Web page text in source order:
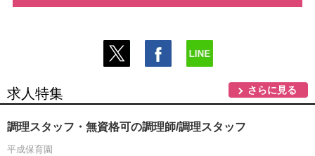
求人特集 さらに見る
調理スタッフ・無資格可の調理師/調理スタッフ
平成保育園